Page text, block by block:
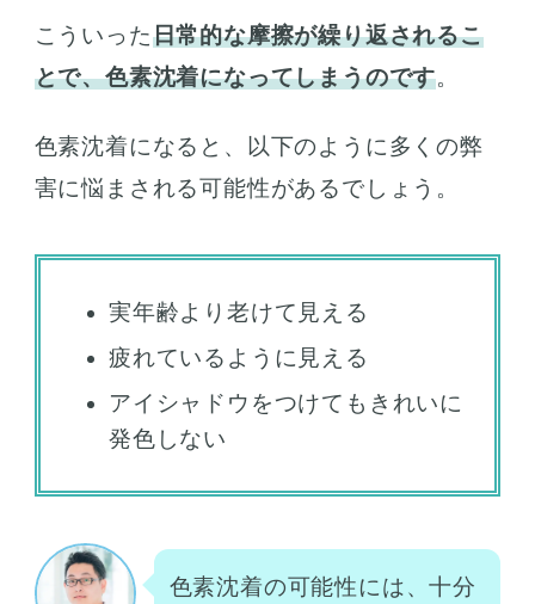
こういった日常的な摩擦が繰り返されるこ
とで、色素沈着になってしまうのです。
色素沈着になると、以下のように多くの弊
害に悩まされる可能性があるでしょう。
実年齢より老けて見える
疲れているように見える
アイシャドウをつけてもきれいに
発色しない
色素沈着の可能性には、十分